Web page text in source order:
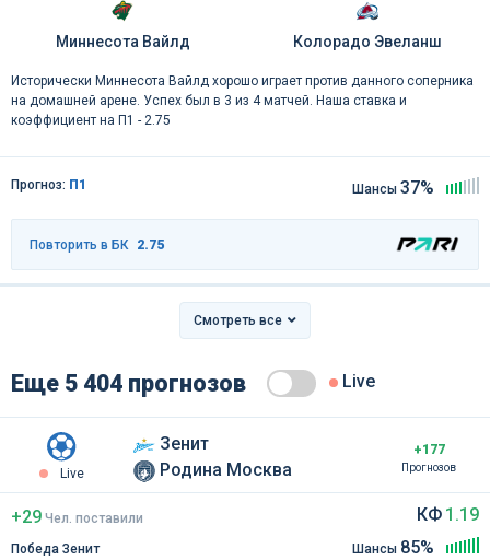
Миннесота Вайлд Колорадо Эвеланш
Исторически Миннесота Вайлд хорошо играет против данного соперника
на домашней арене. Успех был в 3 из 4 матчей. Наша ставка и
коэффициент на П1 - 2.75
Прогноз: П1 Шансы 37%
Повторить в БК 2.75
Смотреть все
Еще 5 404 прогнозов Live
Live
Зенит
Родина Москва
+177
Прогнозов
+29 Чел. поставили
Победа Зенит
КФ 1.19
Шансы 85%